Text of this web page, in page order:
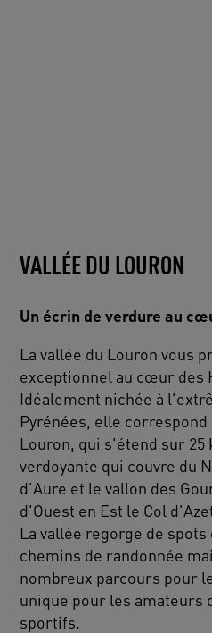
VALLÉE DU LOURON
Un écrin de verdure au
La vallée du Louron vous
exceptionnel au cœur des
Idéalement nichée à
Pyrénées, elle
Louron, qui s'étend sur 25
verdoyante qui couvre du
d'Aure et le vallon des
d'Ouest en Est le Col
La vallée regorge de
chemins de randonnée
nombreux parcours pour
unique pour les amateurs
sportifs.